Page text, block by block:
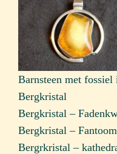
Barnsteen met fossiel
Bergkristal
Bergkristal –
Bergkristal –
Bergrkristal –